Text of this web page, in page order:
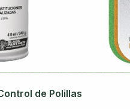
de Polillas